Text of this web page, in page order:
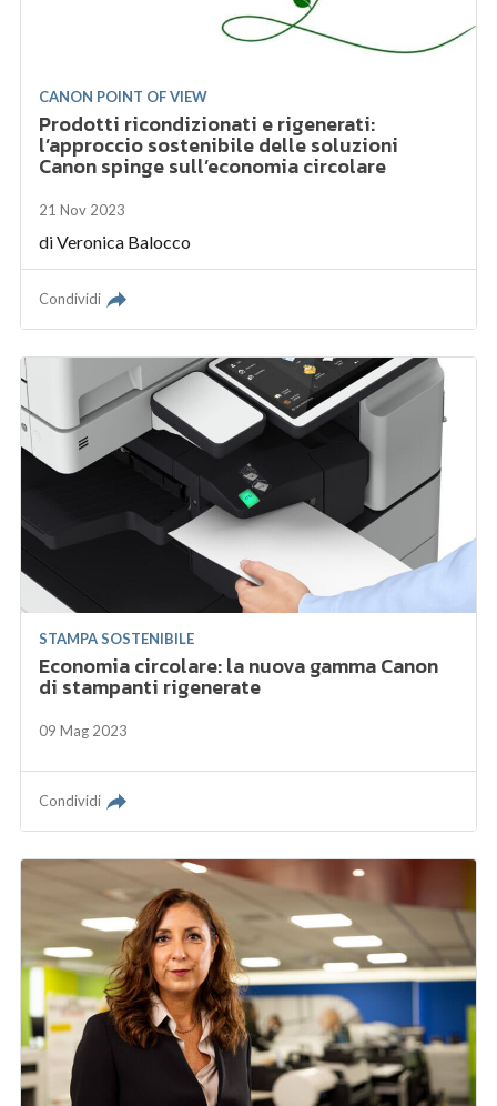
CANON POINT OF VIEW
Prodotti ricondizionati e rigenerati:
l’approccio sostenibile delle soluzioni
Canon spinge sull’economia circolare
21 Nov 2023
diVeronica Balocco
Condividi
STAMPA SOSTENIBILE
Economia circolare: la nuova gamma Canon
di stampanti rigenerate
09 Mag 2023
Condividi